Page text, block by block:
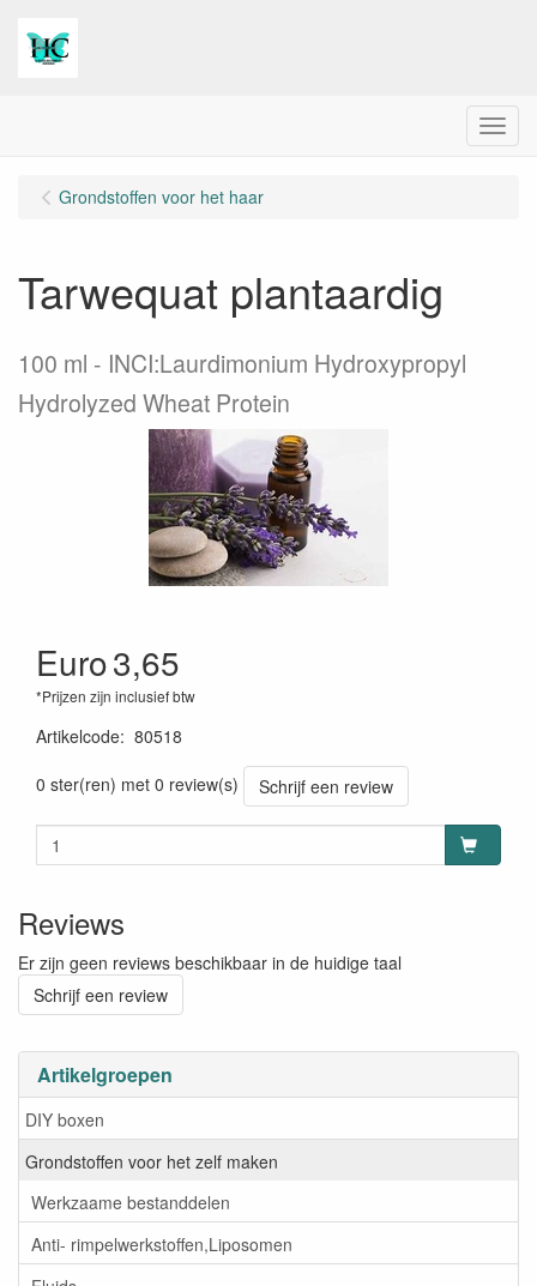
Menu
Artikelgroepen
DIY boxen
Grondstoffen voor het zelf maken
Werkzaame bestanddelen
Anti- rimpelwerkstoffen,Liposomen
Grondstoffen voor het haar
Tarwequat plantaardig
100 ml
INCI:Laurdimonium Hydroxypropyl
Hydrolyzed Wheat Protein
Euro3,65
*Prijzen zijn inclusief btw
Artikelcode: 80518
0 ster(ren) met 0 review(s)
Schrijf een review
Reviews
Er zijn geen reviews beschikbaar in de huidige taal
Schrijf een review